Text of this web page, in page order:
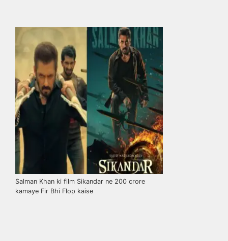
Salman Khan ki film Sikandar ne 200 crore
kamaye Fir Bhi Flop kaise